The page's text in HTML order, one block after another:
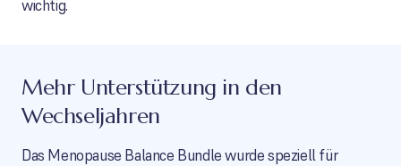
wichtig.
Mehr Unterstützung in den
Wechseljahren
Das Menopause Balance Bundle wurde speziell für